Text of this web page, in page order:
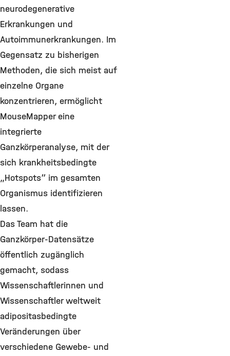
neurodegenerative
Erkrankungen und
Autoimmunerkrankungen. Im
Gegensatz zu bisherigen
Methoden, die sich meist auf
einzelne Organe
konzentrieren, ermöglicht
MouseMapper eine
integrierte
Ganzkörperanalyse, mit der
sich krankheitsbedingte
„Hotspots“ im gesamten
Organismus identifizieren
lassen.
Das Team hat die
Ganzkörper-Datensätze
öffentlich zugänglich
gemacht, sodass
Wissenschaftlerinnen und
Wissenschaftler weltweit
adipositasbedingte
Veränderungen über
verschiedene Gewebe- und